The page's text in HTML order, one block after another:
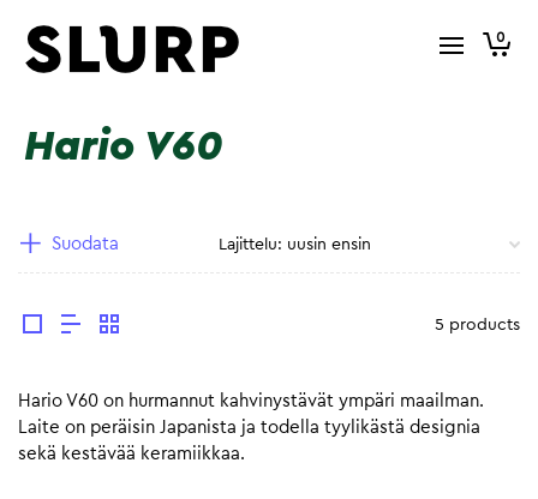
0
Hario V60
Suodata
5 products
Hario V60 on hurmannut kahvinystävät ympäri maailman.
Laite on peräisin Japanista ja todella tyylikästä designia
sekä kestävää keramiikkaa.